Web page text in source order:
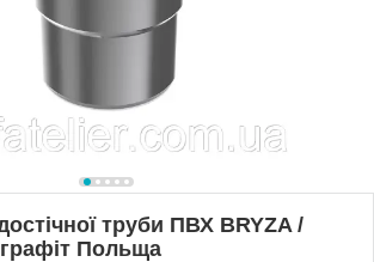
труби ПВХ BRYZA /
Польща